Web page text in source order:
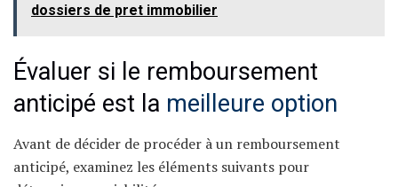
dossiers de pret immobilier
Évaluer si le remboursement
anticipé est la meilleure option
Avant de décider de procéder à un remboursement
anticipé, examinez les éléments suivants pour